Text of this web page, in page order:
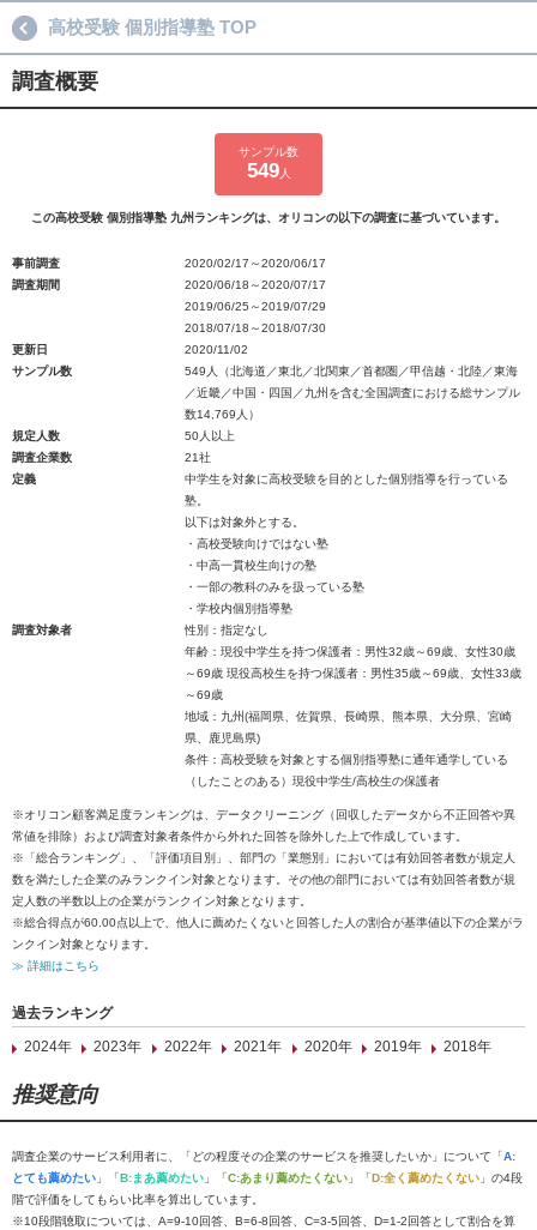
高校受験 個別指導塾 TOP
調査概要
サンプル数
549人
この高校受験 個別指導塾 九州ランキングは、オリコンの以下の調査に基づいています。
事前調査
2020/02/17～2020/06/17
調査期間
2020/06/18～2020/07/17
2019/06/25～2019/07/29
2018/07/18～2018/07/30
更新日
2020/11/02
サンプル数
549人（北海道／東北／北関東／首都圏／甲信越・北陸／東海
／近畿／中国・四国／九州を含む全国調査における総サンプル
数14,769人）
規定人数
50人以上
調査企業数
21社
定義
中学生を対象に高校受験を目的とした個別指導を行っている
塾。
以下は対象外とする。
・高校受験向けではない塾
・中高一貫校生向けの塾
・一部の教科のみを扱っている塾
・学校内個別指導塾
調査対象者
性別：指定なし
年齢：現役中学生を持つ保護者：男性32歳～69歳、女性30歳
～69歳 現役高校生を持つ保護者：男性35歳～69歳、女性33歳
～69歳
地域：九州(福岡県、佐賀県、長崎県、熊本県、大分県、宮崎
県、鹿児島県)
条件：高校受験を対象とする個別指導塾に通年通学している
（したことのある）現役中学生/高校生の保護者
※オリコン顧客満足度ランキングは、データクリーニング（回収したデータから不正回答や異
常値を排除）および調査対象者条件から外れた回答を除外した上で作成しています。
※「総合ランキング」、「評価項目別」、部門の「業態別」においては有効回答者数が規定人
数を満たした企業のみランクイン対象となります。その他の部門においては有効回答者数が規
定人数の半数以上の企業がランクイン対象となります。
※総合得点が60.00点以上で、他人に薦めたくないと回答した人の割合が基準値以下の企業がラ
ンクイン対象となります。
≫ 詳細はこちら
過去ランキング
2024年
2023年 2022年 2021年 2020年 2019年 2018年
推奨意向
調査企業のサービス利用者に、「どの程度その企業のサービスを推奨したいか」について「A:
とても薦めたい 」「B:まあ薦めたい 」「C:あまり薦めたくない 」「D:全く薦めたくない 」の4段
階で評価をしてもらい比率を算出しています。
※10段階聴取については、A=9-10回答、B=6-8回答、C=3-5回答、D=1-2回答として割合を算